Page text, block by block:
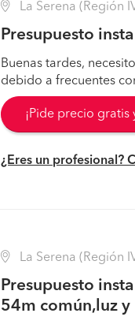
La Serena (Región
Presupuesto
Buenas tardes,
debido a frecuentes
¡Pide precio
¿Eres un profesional?
La Serena (Región
Presupuesto
54m común,luz y